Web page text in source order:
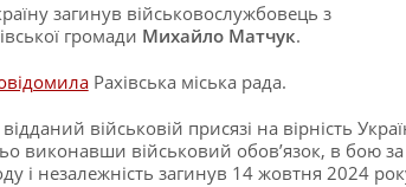
загинув військовослужбовець з
громади Михайло Матчук.
Рахівська міська рада.
військовій присязі на вірність
виконавши військовий обов’язок, в бою за
і незалежність загинув 14 жовтня 2024